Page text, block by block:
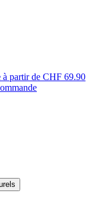
à partir de CHF 69.90